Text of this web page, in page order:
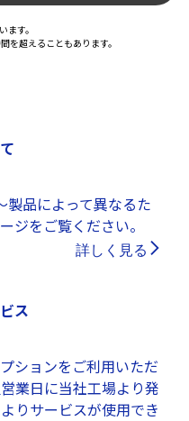
ます。
を超えることもあります。
製品によって異なるた
ジをご覧ください。
詳しく見る
ス
ションをご利用いただ
業日に当社工場より発
りサービスが使用でき